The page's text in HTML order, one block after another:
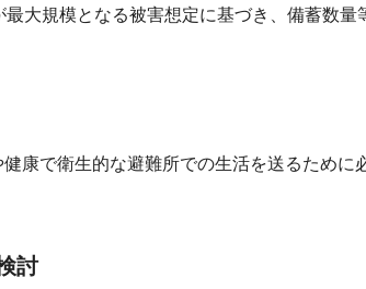
大規模となる被害想定に基づき、備蓄数量
康で衛生的な避難所での生活を送るために
討